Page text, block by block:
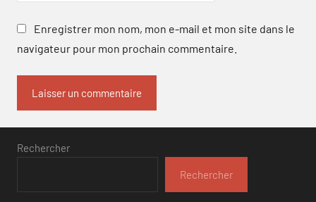
Enregistrer mon nom, mon e-mail et mon site dans le
navigateur pour mon prochain commentaire.
Rechercher
Rechercher